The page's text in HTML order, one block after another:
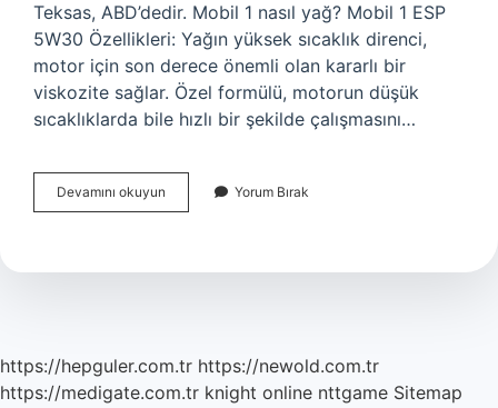
Teksas, ABD’dedir. Mobil 1 nasıl yağ? Mobil 1 ESP
5W30 Özellikleri: Yağın yüksek sıcaklık direnci,
motor için son derece önemli olan kararlı bir
viskozite sağlar. Özel formülü, motorun düşük
sıcaklıklarda bile hızlı bir şekilde çalışmasını…
Devamını okuyun
1
Nasıl
Yorum Bırak
https://hepguler.com.tr https://newold.com.tr
https://medigate.com.tr knight online nttgame Sitemap